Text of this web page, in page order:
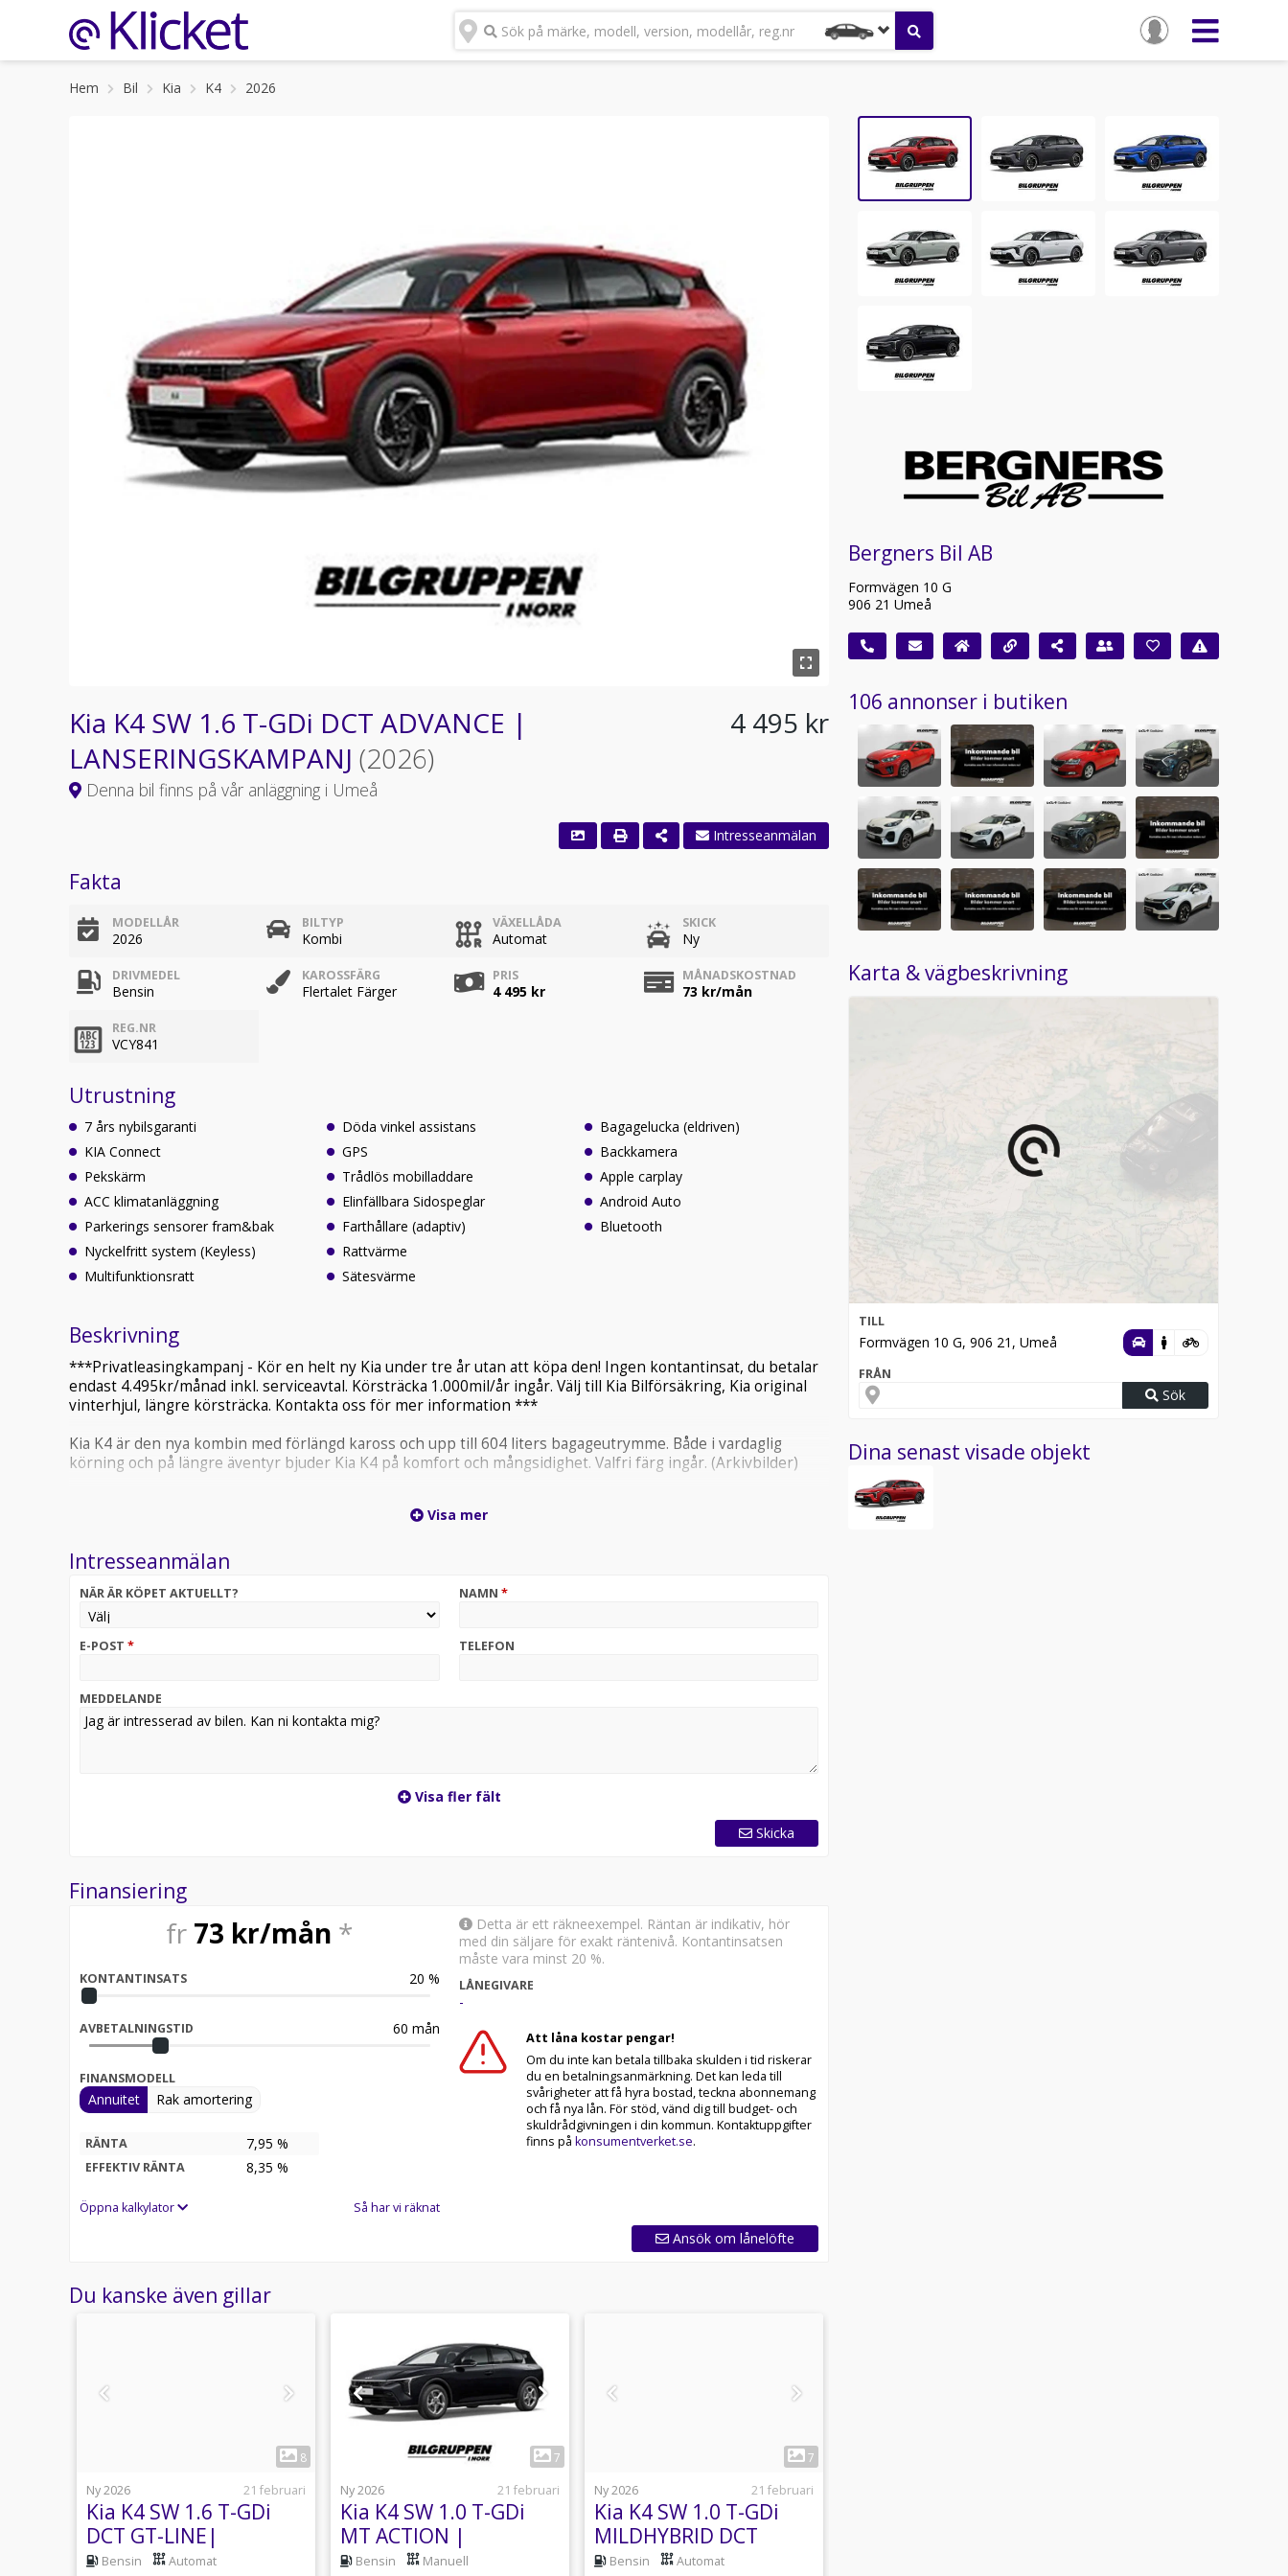
Sök på märke, modell, version, modellår, reg.nr
Hem Bil Kia K4 2026
Kia K4 SW 1.6 T-GDi DCT ADVANCE |
LANSERINGSKAMPANJ (2026)
Denna bil finns på vår anläggning i Umeå
4 495 kr
Fakta
MODELLÅR
2026
BILTYP
Kombi
VÄXELLÅDA
Automat
SKICK
Ny
DRIVMEDEL
Bensin
KAROSSFÄRG
Flertalet Färger
PRIS
4 495 kr
MÅNADSKOSTNAD
73 kr/mån
REG.NR
VCY841
Utrustning
7 års nybilsgaranti
KIA Connect
Pekskärm
ACC klimatanläggning
Parkerings sensorer fram&bak
Nyckelfritt system (Keyless)
Multifunktionsratt
Döda vinkel assistans
GPS
Trådlös mobilladdare
Elinfällbara Sidospeglar
Farthållare (adaptiv)
Rattvärme
Sätesvärme
Bagagelucka (eldriven)
Backkamera
Apple carplay
Android Auto
Bluetooth
Beskrivning
***Privatleasingkampanj - Kör en helt ny Kia under tre år utan att köpa den! Ingen kontantinsat, du betalar
endast 4.495kr/månad inkl. serviceavtal. Körsträcka 1.000mil/år ingår. Välj till Kia Bilförsäkring, Kia original
vinterhjul, längre körsträcka. Kontakta oss för mer information ***
Kia K4 är den nya kombin med förlängd kaross och upp till 604 liters bagageutrymme. Både i vardaglig
körning och på längre äventyr bjuder Kia K4 på komfort och mångsidighet. Valfri färg ingår. (Arkivbilder)
Visa mer
Intresseanmälan
NÄR ÄR KÖPET AKTUELLT? NAMN *
E-POST * TELEFON
MEDDELANDE
Visa fler fält
Skicka
Finansiering
fr 73 kr/mån *
KONTANTINSATS 20 %
AVBETALNINGSTID 60 mån
FINANSMODELL
Annuitet Rak amortering
RÄNTA 7,95 %
EFFEKTIV RÄNTA 8,35 %
Öppna kalkylator Så har vi räknat
Detta är ett räkneexempel. Räntan är indikativ, hör
med din säljare för exakt räntenivå. Kontantinsatsen
måste vara minst 20 %.
LÅNEGIVARE
-
Att låna kostar pengar!
Om du inte kan betala tillbaka skulden i tid riskerar
du en betalningsanmärkning. Det kan leda till
svårigheter att få hyra bostad, teckna abonnemang
och få nya lån. För stöd, vänd dig till budget- och
skuldrådgivningen i din kommun. Kontaktuppgifter
finns på konsumentverket.se.
Ansök om lånelöfte
Du kanske även gillar
8
Ny 2026
21 februari
Kia K4 SW 1.6 T-GDi
DCT GT-LINE|
KAMPANJ -
Bensin Automat
1
7
Ny 2026
21 februari
Kia K4 SW 1.0 T-GDi
MT ACTION |
PRIVATLEASINGKAMPANJ
Bensin Manuell
7
Ny 2026
21 februari
Kia K4 SW 1.0 T-GDi
MILDHYBRID DCT
ACTION|PRIVATLEASINGKAMPANJ
Bensin Automat
Bergners Bil AB
Formvägen 10 G
906 21 Umeå
106 annonser i butiken
Karta & vägbeskrivning
TILL
Formvägen 10 G, 906 21, Umeå
FRÅN
Sök
Dina senast visade objekt